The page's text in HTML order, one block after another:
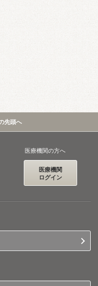
先頭へ
医療機関の方へ
医療機関
ログイン